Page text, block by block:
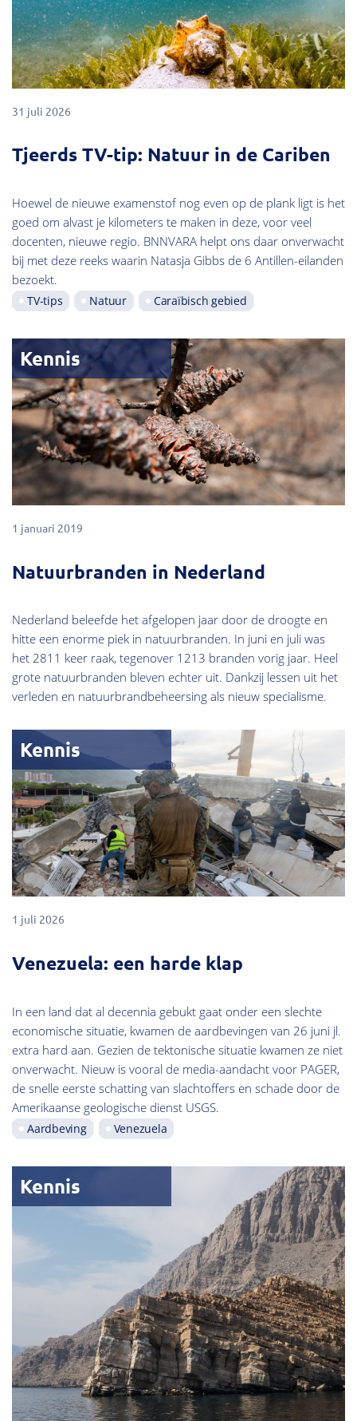
31 juli 2026
Tjeerds TV-tip: Natuur in de Cariben
Hoewel de nieuwe examenstof nog even op de plank ligt is het
goed om alvast je kilometers te maken in deze, voor veel
docenten, nieuwe regio. BNNVARA helpt ons daar onverwacht
bij met deze reeks waarin Natasja Gibbs de 6 Antillen-eilanden
bezoekt.
TV-tips Natuur Caraïbisch gebied
Kennis
1 januari 2019
Natuurbranden in Nederland
Nederland beleefde het afgelopen jaar door de droogte en
hitte een enorme piek in natuurbranden. In juni en juli was
het 2811 keer raak, tegenover 1213 branden vorig jaar. Heel
grote natuurbranden bleven echter uit. Dankzij lessen uit het
verleden en natuurbrandbeheersing als nieuw specialisme.
Kennis
1 juli 2026
Venezuela: een harde klap
In een land dat al decennia gebukt gaat onder een slechte
economische situatie, kwamen de aardbevingen van 26 juni jl.
extra hard aan. Gezien de tektonische situatie kwamen ze niet
onverwacht. Nieuw is vooral de media-aandacht voor PAGER,
de snelle eerste schatting van slachtoffers en schade door de
Amerikaanse geologische dienst USGS.
Aardbeving Venezuela
Kennis